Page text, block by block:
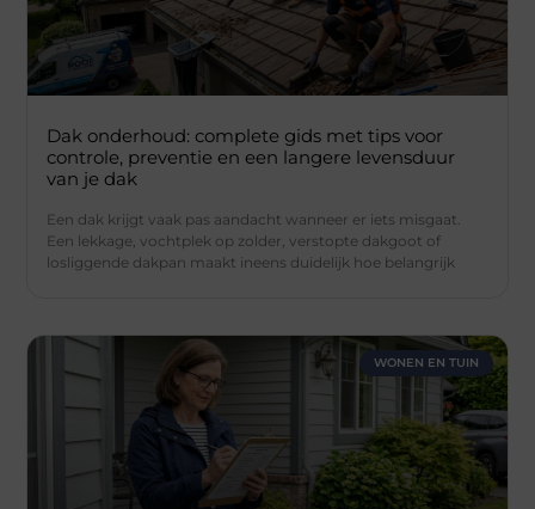
Dak onderhoud: complete gids met tips voor
controle, preventie en een langere levensduur
van je dak
Een dak krijgt vaak pas aandacht wanneer er iets misgaat.
Een lekkage, vochtplek op zolder, verstopte dakgoot of
losliggende dakpan maakt ineens duidelijk hoe belangrijk
WONEN EN TUIN